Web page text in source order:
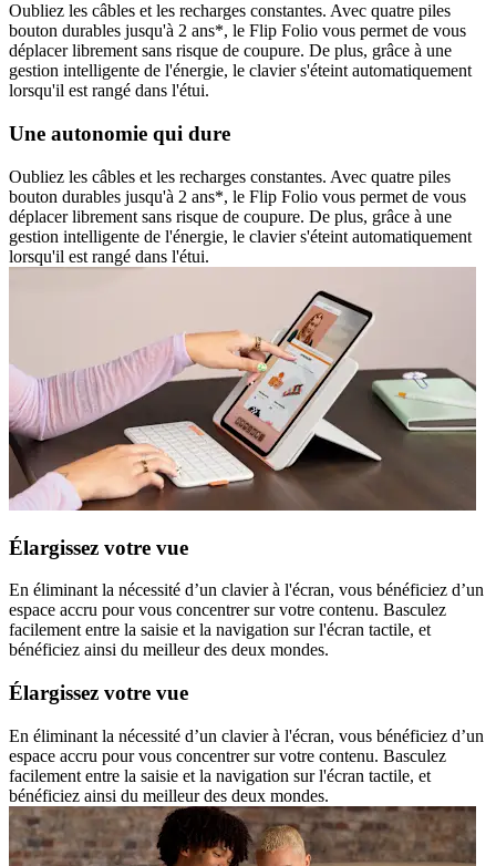
Oubliez les câbles et les recharges constantes. Avec quatre piles
bouton durables jusqu'à 2 ans*, le Flip Folio vous permet de vous
déplacer librement sans risque de coupure. De plus, grâce à une
gestion intelligente de l'énergie, le clavier s'éteint automatiquement
lorsqu'il est rangé dans l'étui.
Une autonomie qui dure
Oubliez les câbles et les recharges constantes. Avec quatre piles
bouton durables jusqu'à 2 ans*, le Flip Folio vous permet de vous
déplacer librement sans risque de coupure. De plus, grâce à une
gestion intelligente de l'énergie, le clavier s'éteint automatiquement
lorsqu'il est rangé dans l'étui.
Élargissez votre vue
En éliminant la nécessité d’un clavier à l'écran, vous bénéficiez d’un
espace accru pour vous concentrer sur votre contenu. Basculez
facilement entre la saisie et la navigation sur l'écran tactile, et
bénéficiez ainsi du meilleur des deux mondes.
Élargissez votre vue
En éliminant la nécessité d’un clavier à l'écran, vous bénéficiez d’un
espace accru pour vous concentrer sur votre contenu. Basculez
facilement entre la saisie et la navigation sur l'écran tactile, et
bénéficiez ainsi du meilleur des deux mondes.